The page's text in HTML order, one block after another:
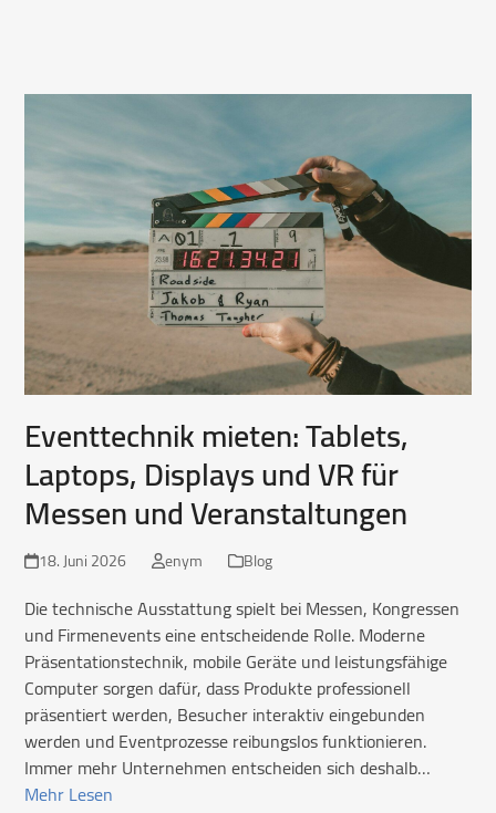
Eventtechnik mieten: Tablets,
Laptops, Displays und VR für
Messen und Veranstaltungen
18. Juni 2026 enym Blog
Die technische Ausstattung spielt bei Messen, Kongressen
und Firmenevents eine entscheidende Rolle. Moderne
Präsentationstechnik, mobile Geräte und leistungsfähige
Computer sorgen dafür, dass Produkte professionell
präsentiert werden, Besucher interaktiv eingebunden
werden und Eventprozesse reibungslos funktionieren.
Immer mehr Unternehmen entscheiden sich deshalb…
Mehr Lesen